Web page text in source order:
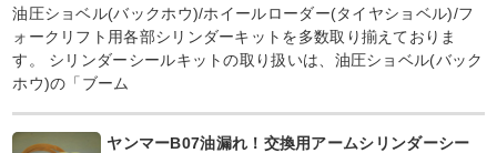
油圧ショベル(バックホウ)/ホイールローダー(タイヤショベル)/フ
ォークリフト用各部シリンダーキットを多数取り揃えておりま
す。 シリンダーシールキットの取り扱いは、油圧ショベル(バック
ホウ)の「ブーム
ヤンマーB07油漏れ！交換用アームシリンダーシー